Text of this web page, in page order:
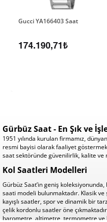
Gucci YA166403 Saat
174.190,71₺
Gürbüz Saat - En Şık ve
1951 yılında kurulan firmamız,
resmi bayisi olarak faaliyet
saat sektöründe güvenilirlik, kalite
Kol Saatleri Modelleri
Gürbüz Saat’in geniş
saati modeli bulunmaktadır. Klasik
kayışlı saatler, spor ve dinamik bir
çelik kordonlu saatler öne
barometre, altimetre, termometre